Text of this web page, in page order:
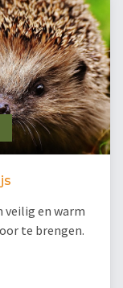
veilig en warm
te brengen.